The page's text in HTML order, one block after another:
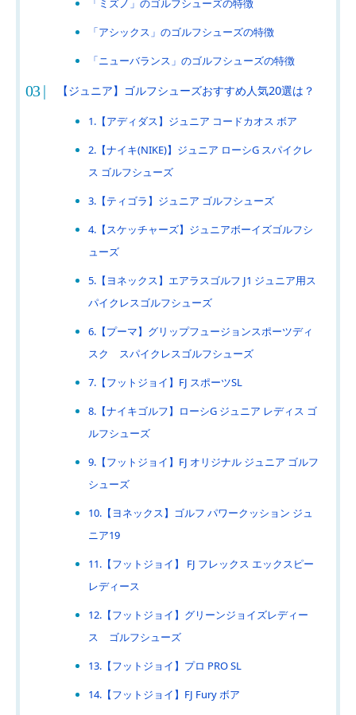
「ミズノ」のゴルフシューズの特徴
「アシックス」のゴルフシューズの特徴
「ニューバランス」のゴルフシューズの特徴
【ジュニア】ゴルフシューズおすすめ人気20選は？
1.【アディダス】ジュニア コードカオス ボア
2.【ナイキ(NIKE)】ジュニア ローシG スパイクレ
ス ゴルフシューズ
3.【ティゴラ】ジュニア ゴルフシューズ
4.【スケッチャーズ】ジュニアボーイズゴルフシ
ューズ
5.【ヨネックス】エアラスゴルフ J1 ジュニア用ス
パイクレスゴルフシューズ
6.【プーマ】グリップフュージョンスポーツディ
スク スパイクレスゴルフシューズ
7.【フットジョイ】FJ スポーツSL
8.【ナイキゴルフ】ローシG ジュニア レディス ゴ
ルフシューズ
9.【フットジョイ】FJ オリジナル ジュニア ゴルフ
シューズ
10.【ヨネックス】ゴルフ パワークッション ジュ
ニア19
11.【フットジョイ】 FJ フレックス エックスピー
レディース
12.【フットジョイ】グリーンジョイズレディー
ス ゴルフシューズ
13.【フットジョイ】プロ PRO SL
14.【フットジョイ】FJ Fury ボア